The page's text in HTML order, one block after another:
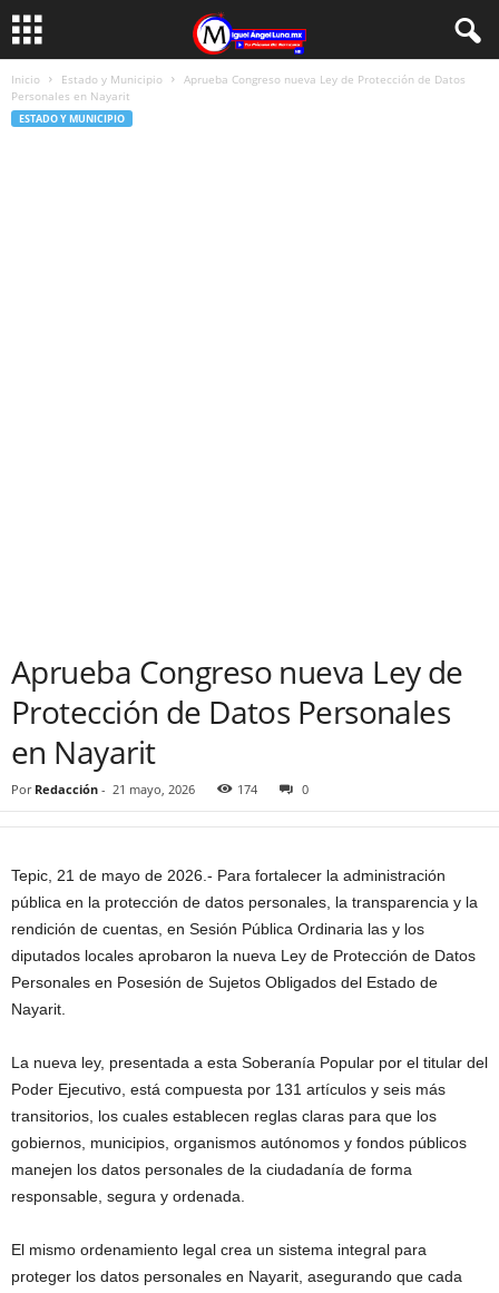
Inicio Estado y Municipio
Aprueba Congreso nueva Ley de Protección de Datos
Personales en Nayarit
ESTADO Y MUNICIPIO
Aprueba Congreso nueva Ley de
Protección de Datos Personales
en Nayarit
Por Redacción - 21 mayo, 2026 174 0
Tepic, 21 de mayo de 2026.- Para fortalecer la administración
pública en la protección de datos personales, la transparencia y la
rendición de cuentas, en Sesión Pública Ordinaria las y los
diputados locales aprobaron la nueva Ley de Protección de Datos
Personales en Posesión de Sujetos Obligados del Estado de
Nayarit.
La nueva ley, presentada a esta Soberanía Popular por el titular del
Poder Ejecutivo, está compuesta por 131 artículos y seis más
transitorios, los cuales establecen reglas claras para que los
gobiernos, municipios, organismos autónomos y fondos públicos
manejen los datos personales de la ciudadanía de forma
responsable, segura y ordenada.
El mismo ordenamiento legal crea un sistema integral para
proteger los datos personales en Nayarit, asegurando que cada